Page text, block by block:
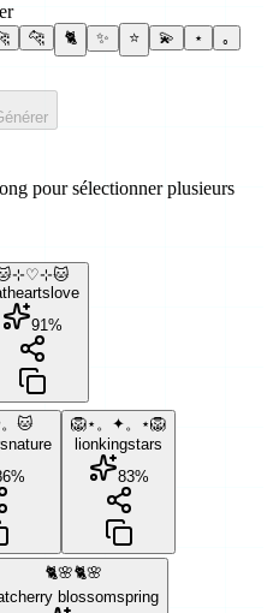
🐆 🐈 ✨ ⭐ 💫 ⋆
｡
pour sélectionner plusieurs
hearts love
91%
🐱
nature
%
🦁⋆。✦。⋆🦁
lionkingstars
83%
🐈🌸🐈🌸
cherry blossomspring